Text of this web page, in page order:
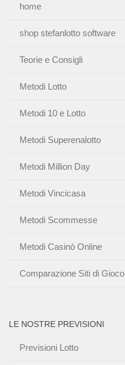
home
shop stefanlotto software
Teorie e Consigli
Metodi Lotto
Metodi 10 e Lotto
Metodi Superenalotto
Metodi Million Day
Metodi Vincicasa
Metodi Scommesse
Metodi Casinò Online
Comparazione Siti di Gioco
LE NOSTRE PREVISIONI
Previsioni Lotto